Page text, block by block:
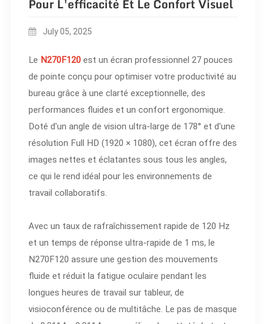
Pour L'efficacité Et Le Confort Visuel
July 05, 2025
Le N270F120 est un écran professionnel 27 pouces
de pointe conçu pour optimiser votre productivité au
bureau grâce à une clarté exceptionnelle, des
performances fluides et un confort ergonomique.
Doté d'un angle de vision ultra-large de 178° et d'une
résolution Full HD (1920 × 1080), cet écran offre des
images nettes et éclatantes sous tous les angles,
ce qui le rend idéal pour les environnements de
travail collaboratifs.
Avec un taux de rafraîchissement rapide de 120 Hz
et un temps de réponse ultra-rapide de 1 ms, le
N270F120 assure une gestion des mouvements
fluide et réduit la fatigue oculaire pendant les
longues heures de travail sur tableur, de
visioconférence ou de multitâche. Le pas de masque